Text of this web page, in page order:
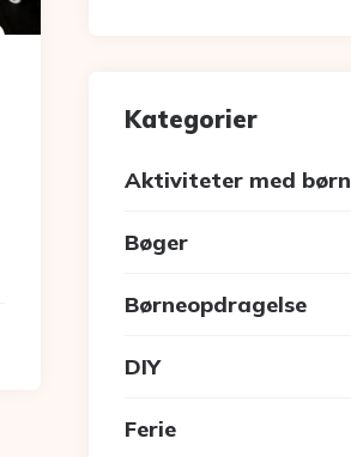
Kategorier
Aktiviteter med børn
Bøger
Børneopdragelse
DIY
Ferie